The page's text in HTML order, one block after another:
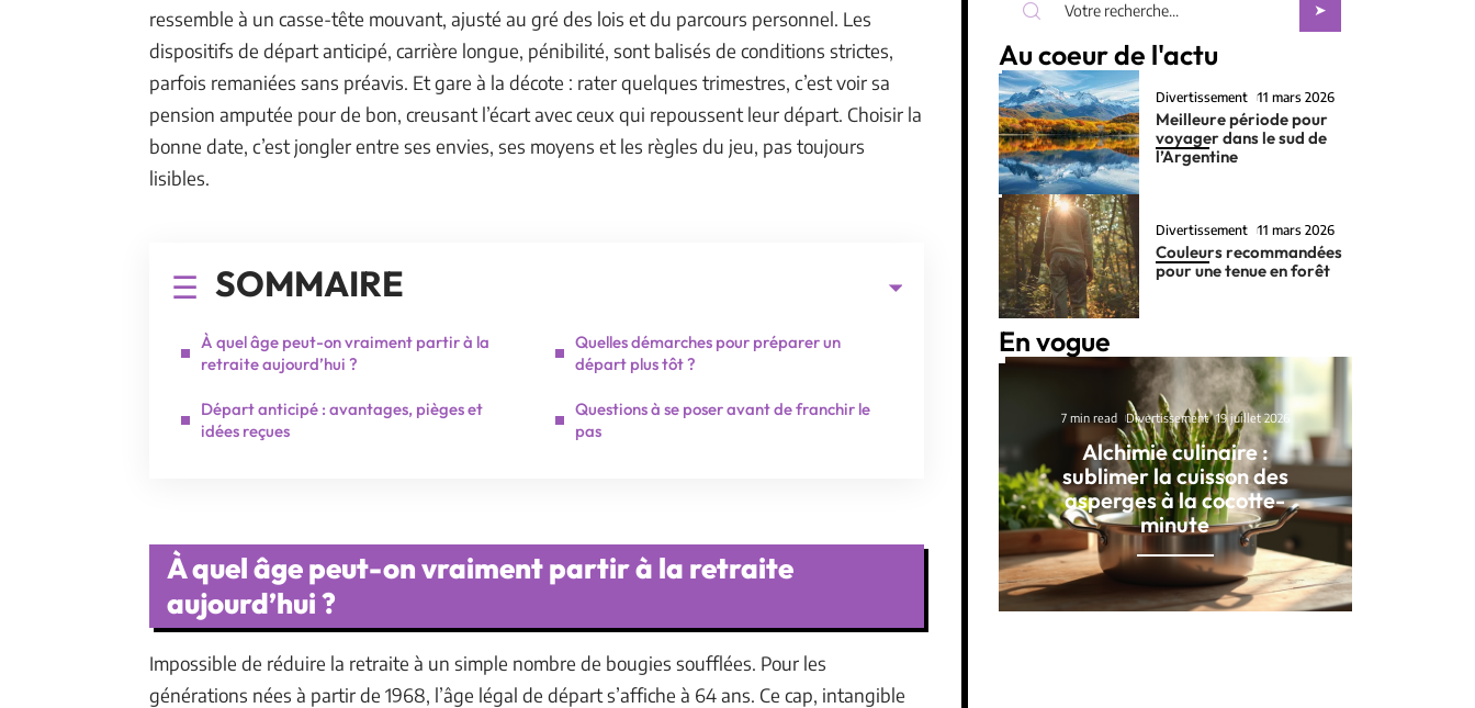
ressemble à un casse-tête mouvant, ajusté au gré des lois et du parcours personnel. Les
dispositifs de départ anticipé, carrière longue, pénibilité, sont balisés de conditions strictes,
parfois remaniées sans préavis. Et gare à la décote : rater quelques trimestres, c’est voir sa
pension amputée pour de bon, creusant l’écart avec ceux qui repoussent leur départ. Choisir la
bonne date, c’est jongler entre ses envies, ses moyens et les règles du jeu, pas toujours
lisibles.
SOMMAIRE
À quel âge peut-on vraiment partir à la
retraite aujourd’hui ?
Départ anticipé : avantages, pièges et
idées reçues
Quelles démarches pour préparer un
départ plus tôt ?
Questions à se poser avant de franchir le
pas
À quel âge peut-on vraiment partir à la retraite
aujourd’hui ?
Impossible de réduire la retraite à un simple nombre de bougies soufflées. Pour les
générations nées à partir de 1968, l’âge légal de départ s’affiche à 64 ans. Ce cap, intangible
Au coeur de l'actu
Divertissement 11 mars 2026
Meilleure période pour
voyager dans le sud de
l’Argentine
Divertissement 11 mars 2026
Couleurs recommandées
pour une tenue en forêt
En vogue
7 min read Divertissement 19 juillet 2026
Alchimie culinaire :
sublimer la cuisson des
asperges à la cocotte-
minute